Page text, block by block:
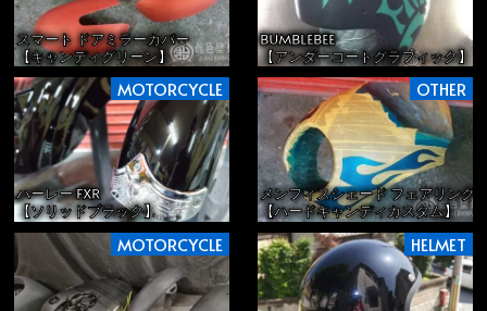
スマート ドアミラーカバー
【キャンディグリーン】
BUMBLEBEE
【アンダーコートグラフィック】
MOTORCYCLE
ハーレー FXR
【ソリッドブラック】
OTHER
メンフィスシェード フェアリング
【ハードキャンディカスタム】
MOTORCYCLE HELMET